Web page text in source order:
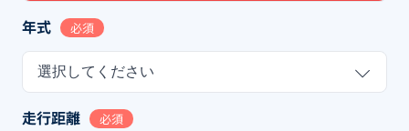
年式 必須
選択してください
走行距離 必須